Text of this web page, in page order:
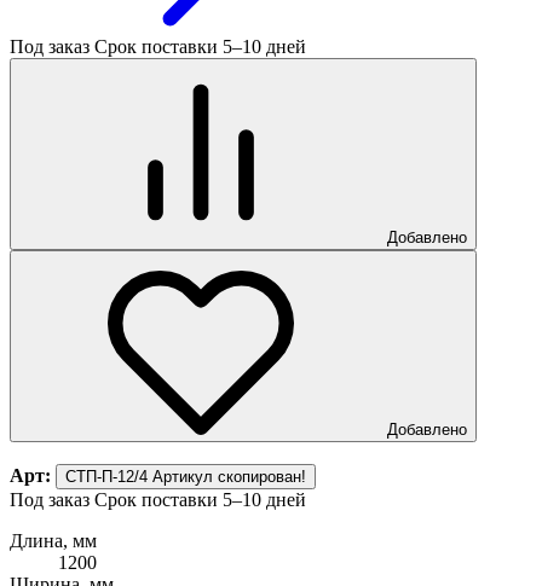
Под заказ Срок поставки 5–10 дней
Добавлено
Добавлено
Арт: СТП-П-12/4 Артикул скопирован!
Под заказ Срок поставки 5–10 дней
Длина, мм
1200